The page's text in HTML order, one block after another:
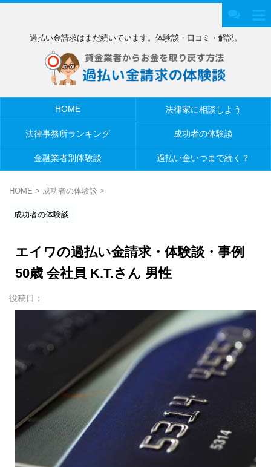
過払い金請求はまだ続いています。体験談・口コミ・解説。
HOME 法律家に相談しよう
法律事務所ランキング 成功者の体験談
金融業者別体験談 過払い金いつまで続く？
HOME > 成功者の体験談 >
成功者の体験談
エイワの過払い金請求・体験談・事例
50歳 会社員 K.T.さん 男性
投稿日：